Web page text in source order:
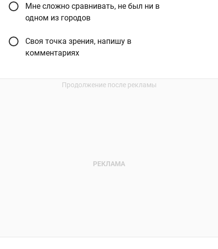
Мне сложно сравнивать, не был ни в
одном из городов
Своя точка зрения, напишу в
комментариях